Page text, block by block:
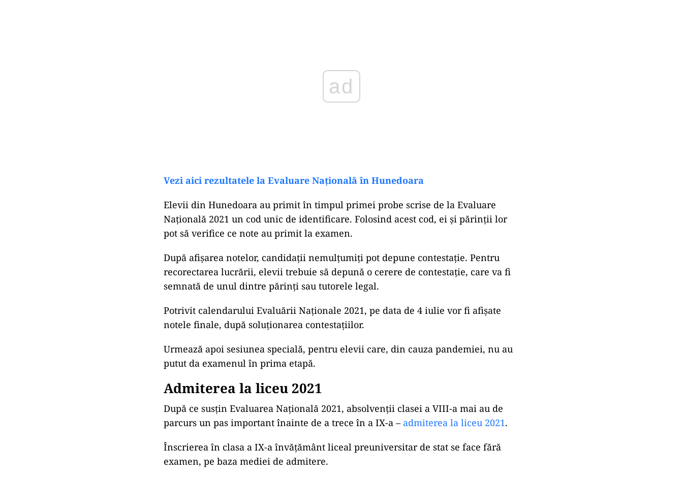
Vezi aici rezultatele la Evaluare Națională în Hunedoara
Elevii din Hunedoara au primit în timpul primei probe scrise de la Evaluare
Națională 2021 un cod unic de identificare. Folosind acest cod, ei și părinții lor
pot să verifice ce note au primit la examen.
După afișarea notelor, candidații nemulțumiți pot depune contestație. Pentru
recorectarea lucrării, elevii trebuie să depună o cerere de contestație, care va fi
semnată de unul dintre părinți sau tutorele legal.
Potrivit calendarului Evaluării Naționale 2021, pe data de 4 iulie vor fi afișate
notele finale, după soluționarea contestațiilor.
Urmează apoi sesiunea specială, pentru elevii care, din cauza pandemiei, nu au
putut da examenul în prima etapă.
Admiterea la liceu 2021
După ce susțin Evaluarea Națională 2021, absolvenții clasei a VIII-a mai au de
parcurs un pas important înainte de a trece în a IX-a – admiterea la liceu 2021.
Înscrierea în clasa a IX-a învăţământ liceal preuniversitar de stat se face fără
examen, pe baza mediei de admitere.